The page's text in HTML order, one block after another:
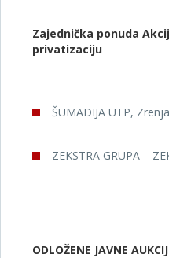
Zajednička ponuda
privatizaciju
ŠUMADIJA UTP,
ZEKSTRA GRUPA –
ODLOŽENE JAVNE